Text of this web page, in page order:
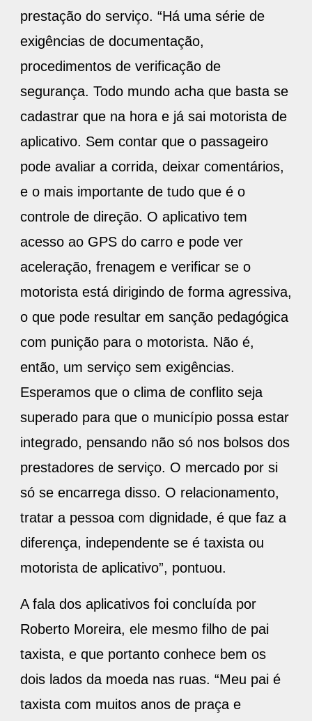
prestação do serviço. “Há uma série de
exigências de documentação,
procedimentos de verificação de
segurança. Todo mundo acha que basta se
cadastrar que na hora e já sai motorista de
aplicativo. Sem contar que o passageiro
pode avaliar a corrida, deixar comentários,
e o mais importante de tudo que é o
controle de direção. O aplicativo tem
acesso ao GPS do carro e pode ver
aceleração, frenagem e verificar se o
motorista está dirigindo de forma agressiva,
o que pode resultar em sanção pedagógica
com punição para o motorista. Não é,
então, um serviço sem exigências.
Esperamos que o clima de conflito seja
superado para que o município possa estar
integrado, pensando não só nos bolsos dos
prestadores de serviço. O mercado por si
só se encarrega disso. O relacionamento,
tratar a pessoa com dignidade, é que faz a
diferença, independente se é taxista ou
motorista de aplicativo”, pontuou.
A fala dos aplicativos foi concluída por
Roberto Moreira, ele mesmo filho de pai
taxista, e que portanto conhece bem os
dois lados da moeda nas ruas. “Meu pai é
taxista com muitos anos de praça e